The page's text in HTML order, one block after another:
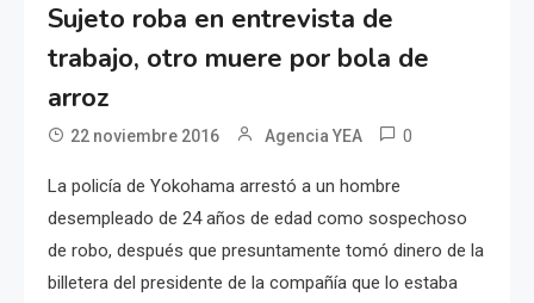
Sujeto roba en entrevista de
trabajo, otro muere por bola de
arroz
22 noviembre 2016 Agencia YEA 0
La policía de Yokohama arrestó a un hombre
desempleado de 24 años de edad como sospechoso
de robo, después que presuntamente tomó dinero de la
billetera del presidente de la compañía que lo estaba